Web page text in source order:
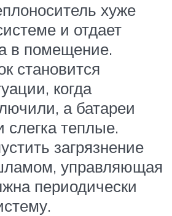
хуже
и отдает
в помещение.
становится
когда
а батареи
теплые.
загрязнение
управляющая
периодически